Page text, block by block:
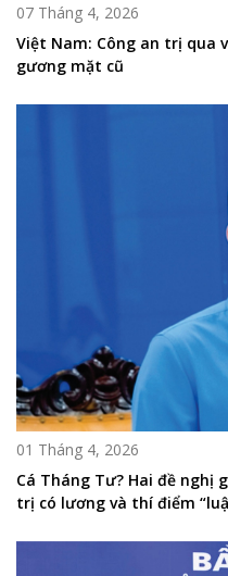
07 Tháng 4, 2026
Việt Nam: Công an trị qua
gương mặt cũ
01 Tháng 4, 2026
Cá Tháng Tư? Hai đề nghị
trị có lương và thí điểm